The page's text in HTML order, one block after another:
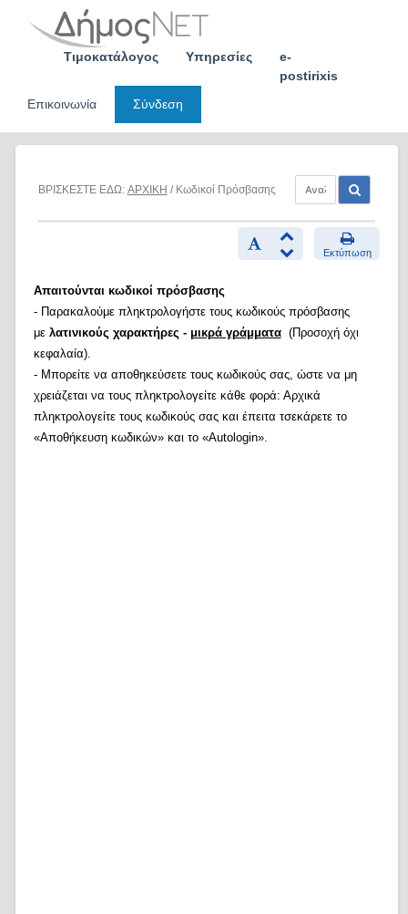
Τιμοκατάλογος Υπηρεσίες
e-
postirixis
Επικοινωνία
Σύνδεση
ΒΡΙΣΚΕΣΤΕ ΕΔΩ: ΑΡΧΙΚΗ / Κωδικοί Πρόσβασης
Εκτύπωση
Απαιτούνται κωδικοί πρόσβασης
- Παρακαλούμε πληκτρολογήστε τους κωδικούς πρόσβασης
με λατινικούς χαρακτήρες - μικρά γράμματα(Προσοχή όχι
κεφαλαία).
- Μπορείτε να αποθηκεύσετε τους κωδικούς σας, ώστε να μη
χρειάζεται να τους πληκτρολογείτε κάθε φορά: Αρχικά
πληκτρολογείτε τους κωδικούς σας και έπειτα τσεκάρετε το
«Αποθήκευση κωδικών» και το «Autologin».